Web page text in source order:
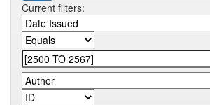
Current filters: